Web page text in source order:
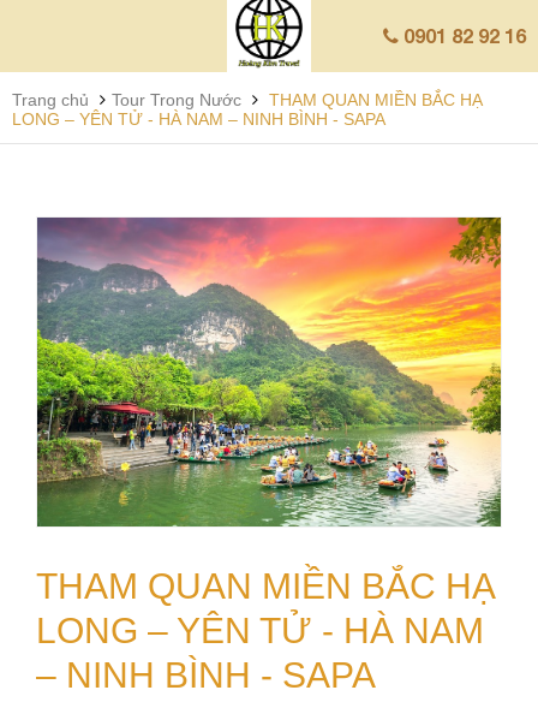
0901 82 92 16
Trang chủ Tour Trong Nước
THAM QUAN MIỀN BẮC HẠ
LONG – YÊN TỬ - HÀ NAM – NINH BÌNH - SAPA
THAM QUAN MIỀN BẮC HẠ
LONG – YÊN TỬ - HÀ NAM
– NINH BÌNH - SAPA